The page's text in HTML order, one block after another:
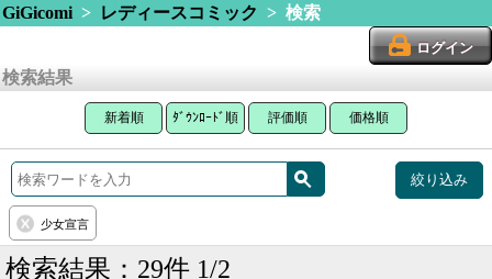
GiGicomi> レディースコミック > 検索
ログイン
検索結果
新着順 ﾀﾞｳﾝﾛｰﾄﾞ順 評価順 価格順
絞り込み
少女宣言
検索結果：29件 1/2